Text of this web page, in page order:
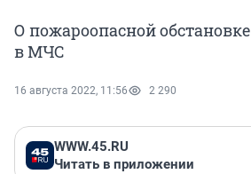
О пожароопасной
в МЧС
16 августа 2022, 11:56 2 290
WWW.45.RU
Читать в приложении